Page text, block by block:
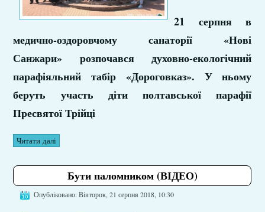
21серпня в
медично-оздоровчому санаторії«Нові
Санжари»розпочався духовно-екологічний
парафіяльний табір «Дороговказ».У ньому
беруть участь діти полтавської парафії
Пресвятої Трійці
Читати далі
Бути паломником (ВІДЕО)
Опубліковано: Вівторок, 21 серпня 2018, 10:30